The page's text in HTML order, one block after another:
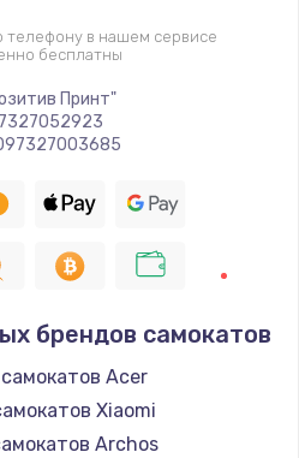
телефону в нашем сервисе
бесплатны
Принт"
брендов самокатов
Acer
Xiaomi
Archos